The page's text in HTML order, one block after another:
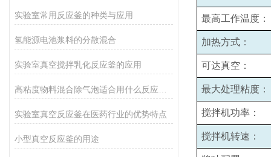
实验室常用反应釜的种类与应用
氢能源电池浆料的分散混合
实验室真空搅拌乳化反应釜的应用
实验室真空反应釜在医药行业的优势特点
小型真空反应釜的用途
最高工作温度：
加热方式：
可达真空：
最大处理粘度：
搅拌机功率：
搅拌机转速：